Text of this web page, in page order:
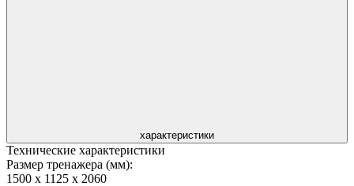
характеристики
Технические характеристики
Размер тренажера (мм):
1500 x 1125 x 2060